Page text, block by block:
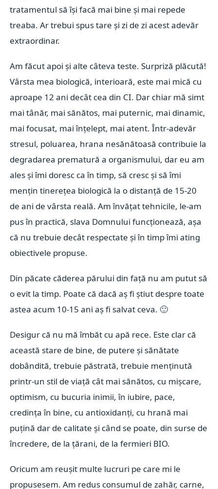
tratamentul să își facă mai bine și mai repede
treaba. Ar trebui spus tare și zi de zi acest adevăr
extraordinar.
Am făcut apoi și alte câteva teste. Surpriză plăcută!
Vârsta mea biologică, interioară, este mai mică cu
aproape 12 ani decât cea din CI. Dar chiar mă simt
mai tânăr, mai sănătos, mai puternic, mai dinamic,
mai focusat, mai înțelept, mai atent. Într-adevăr
stresul, poluarea, hrana nesănătoasă contribuie la
degradarea prematură a organismului, dar eu am
ales și îmi doresc ca în timp, să cresc și să îmi
mențin tinerețea biologică la o distanță de 15-20
de ani de vârsta reală. Am învățat tehnicile, le-am
pus în practică, slava Domnului funcționează, așa
că nu trebuie decât respectate și în timp îmi ating
obiectivele propuse.
Din păcate căderea părului din față nu am putut să
o evit la timp. Poate că dacă aș fi știut despre toate
astea acum 10-15 ani aș fi salvat ceva. 🙂
Desigur că nu mă îmbăt cu apă rece. Este clar că
această stare de bine, de putere și sănătate
dobândită, trebuie păstrată, trebuie menținută
printr-un stil de viață cât mai sănătos, cu mișcare,
optimism, cu bucuria inimii, în iubire, pace,
credința în bine, cu antioxidanți, cu hrană mai
puțină dar de calitate și când se poate, din surse de
încredere, de la țărani, de la fermieri BIO.
Oricum am reușit multe lucruri pe care mi le
propusesem. Am redus consumul de zahăr, carne,